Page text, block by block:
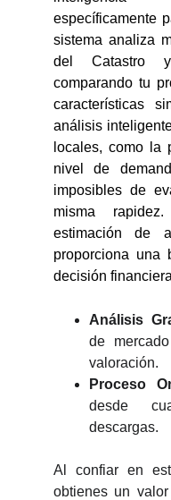
específicamente
sistema analiza
del Catastro
comparando tu
características
análisis
locales, como la
nivel de
imposibles de
misma
estimación de
proporciona una
decisión
Análisis
de
valoración.
Proceso
desde
descargas.
Al confiar en
obtienes un